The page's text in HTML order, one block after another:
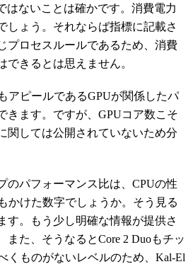
はないことは確かです。消費電力
しょう。それならば指標に記載さ
プロセスルールであるため、消費
できるとは思えません。
アピールであるGPUが関係したパ
きます。ですが、GPUコア数こそ
関しては公開されていないため分
のパフォーマンス比は、CPUの性
かけた数字でしょうか。そう見る
す。もう少し明確な情報が提供さ
また、そうなるとCore 2 Duoもチッ
くものがないレベルのため、Kal-El